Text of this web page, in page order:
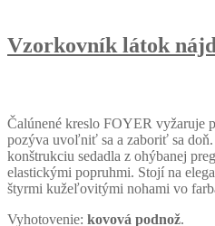
Vzorkovník látok
Čalúnené kreslo FOYER vyžaruje
pozýva uvoľniť sa a zaboriť sa
konštrukciu sedadla z ohýbanej
elastickými popruhmi. Stojí na
štyrmi kužeľovitými nohami vo
Vyhotovenie: kovová podnož.